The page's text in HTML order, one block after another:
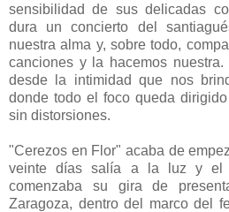
sensibilidad de sus delicadas
dura un concierto del
nuestra alma y, sobre todo,
canciones y la hacemos
desde la intimidad que nos
donde todo el foco queda
sin distorsiones.
"Cerezos en Flor" acaba de
veinte días salía a la luz y el
comenzaba su gira de
Zaragoza, dentro del marco del